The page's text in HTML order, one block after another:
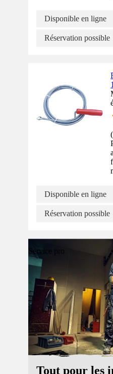
Disponible en ligne
Réservation possible
(
Disponible en ligne
Réservation possible
Service pro
Tout pour les